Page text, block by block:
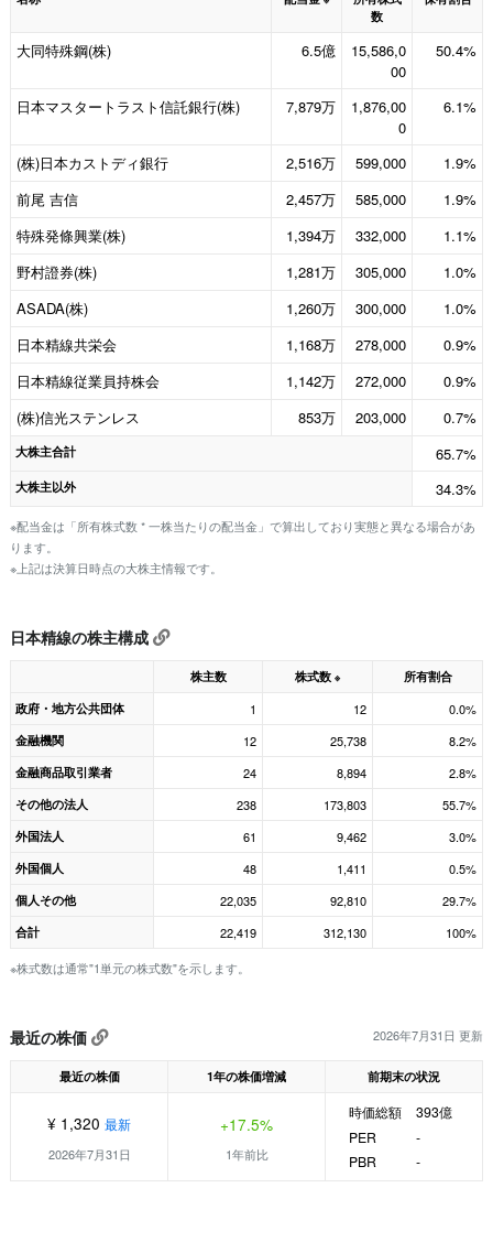
数
大同特殊鋼(株) 6.5億
15,586,0
00
50.4%
日本マスタートラスト信託銀行(株) 7,879万
1,876,00
0
6.1%
(株)日本カストディ銀行 2,516万 599,000
1.9%
前尾 吉信
2,457万 585,000
1.9%
特殊発條興業(株)
1,394万 332,000
1.1%
野村證券(株)
1,281万 305,000
1.0%
ASADA(株)
1,260万 300,000
1.0%
日本精線共栄会
1,168万 278,000
0.9%
日本精線従業員持株会
1,142万 272,000
0.9%
(株)信光ステンレス
853万 203,000 0.7%
大株主合計 65.7%
大株主以外 34.3%
※配当金は「所有株式数 * 一株当たりの配当金」で算出しており実態と異なる場合があ
ります。
※上記は決算日時点の大株主情報です。
日本精線の株主構成
株主数 株式数 ※
所有割合
政府・地方公共団体
1 12 0.0%
金融機関 12 25,738 8.2%
金融商品取引業者 24 8,894 2.8%
その他の法人 238 173,803 55.7%
外国法人 61 9,462 3.0%
外国個人 48 1,411 0.5%
個人その他 22,035 92,810 29.7%
合計 22,419 312,130
100%
※株式数は通常"1単元の株式数"を示します。
最近の株価 2026年7月31日 更新
最近の株価 1年の株価増減 前期末の状況
¥ 1,320 最新
2026年7月31日
+17.5%
1年前比
時価総額
393億
PER
-
PBR
-